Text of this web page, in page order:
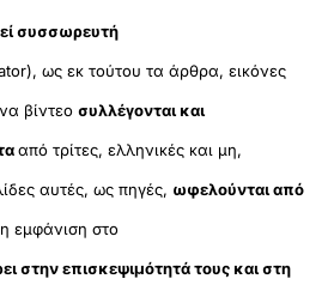
συσσωρευτή
ως εκ τούτου τα άρθρα, εικόνες
βίντεοσυλλέγονται και
από τρίτες, ελληνικές και μη,
αυτές, ως πηγές, ωφελούνται από
εμφάνιση στο
στην επισκεψιμότητά τους και στη